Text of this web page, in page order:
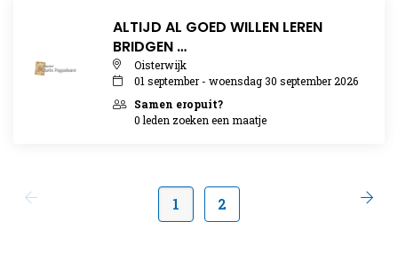
ALTIJD AL GOED WILLEN LEREN
BRIDGEN …
Oisterwijk
01 september - woensdag 30 september 2026
Samen eropuit?
0 leden zoeken een maatje
1 2